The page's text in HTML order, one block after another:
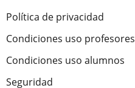
Política de privacidad
Condiciones uso profesores
Condiciones uso alumnos
Seguridad